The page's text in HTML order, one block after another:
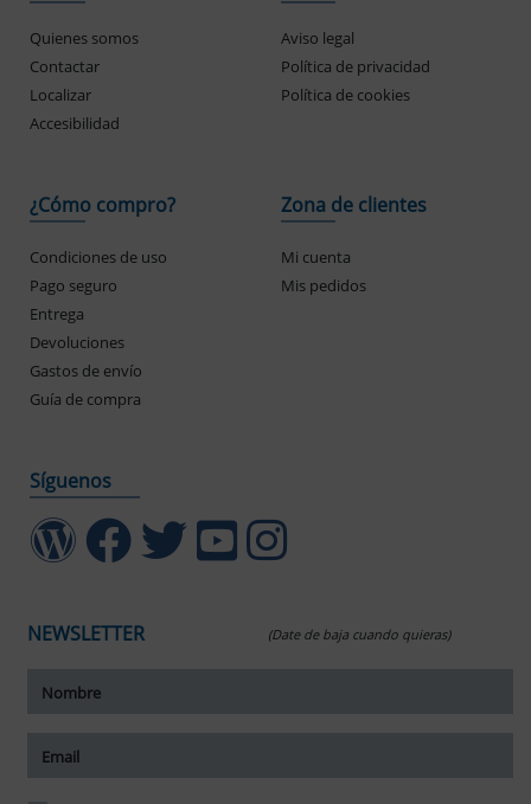
Quienes somos
Contactar
Localizar
Accesibilidad
Aviso legal
Política de privacidad
Política de cookies
¿Cómo compro?
Condiciones de uso
Pago seguro
Entrega
Devoluciones
Gastos de envío
Guía de compra
Zona de clientes
Mi cuenta
Mis pedidos
Síguenos
NEWSLETTER (Date de baja cuando quieras)
tamaño del texto
del texto